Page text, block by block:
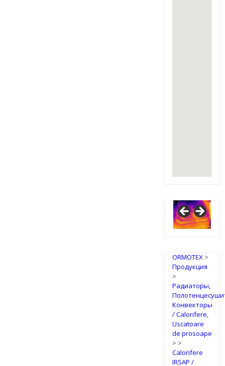
ORMOTEX>
Продукция
>
Радиаторы,
Конвекторы
/ Calorifere,
Uscatoare
de prosoape
> >
Calorifere
IRSAP /